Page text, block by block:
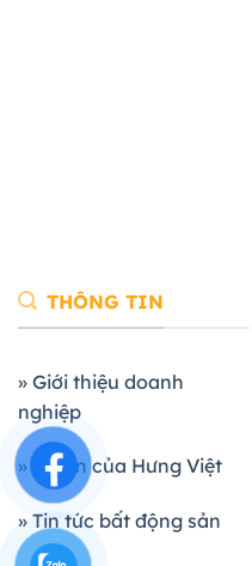
THÔNG TIN
» Giới thiệu doanh
nghiệp
» Dự án của Hưng Việt
» Tin tức bất động sản